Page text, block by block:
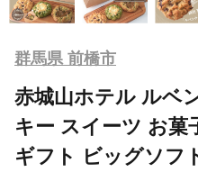
群馬県 前橋市
赤城山ホテル ルベ
キー スイーツ お菓
ギフト ビッグソフ